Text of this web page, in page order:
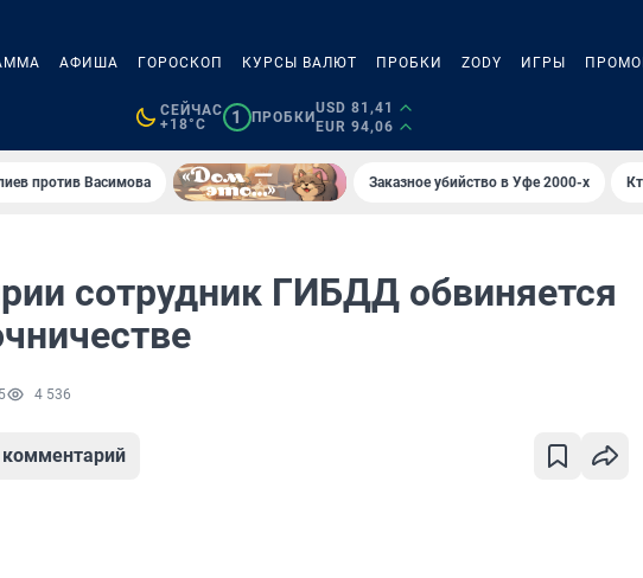
АФИША ГОРОСКОП КУРСЫ ВАЛЮТ ПРОБКИ ZODY ИГРЫ
СЕЙЧАС
+18°C
1 ПРОБКИ
USD 81,41
EUR 94,06
против Васимова Заказное убийство в Уфе 2000-х
сотрудник ГИБДД обвиняется
4 536
комментарий